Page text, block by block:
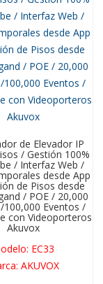
de Elevador IP
/ Gestión 100%
/ Interfaz Web /
desde App
de Pisos desde
/ POE / 20,000
100,000 Eventos /
con Videoporteros
Akuvox
: EC33
: AKUVOX